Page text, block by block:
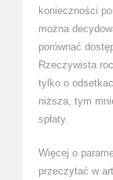
konieczności
można
porównać
Rzeczywista
tylko o
niższa, tym
spłaty.
Więcej o
przeczytać w